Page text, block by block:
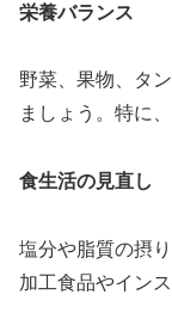
栄養バランス
野菜、果物、タ
ましょう。特に
食生活の見直し
塩分や脂質の摂
加工食品やイン